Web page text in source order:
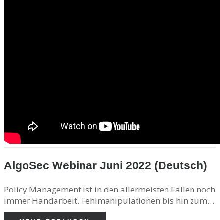
AlgoSec Webinar Juni 2022 (Deutsch)
Policy Management ist in den allermeisten Fällen noch
immer Handarbeit. Fehlmanipulationen bis hin zum…